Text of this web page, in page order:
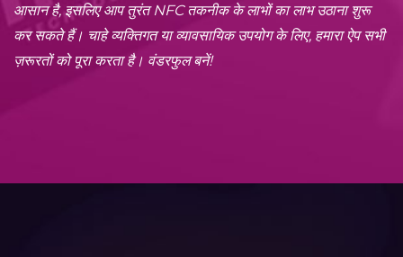
आसान है, इसलिए आप तुरंत NFC तकनीक के लाभों का लाभ उठाना शुरू
कर सकते हैं। चाहे व्यक्तिगत या व्यावसायिक उपयोग के लिए, हमारा ऐप सभी
ज़रूरतों को पूरा करता है। वंडरफुल बनें!